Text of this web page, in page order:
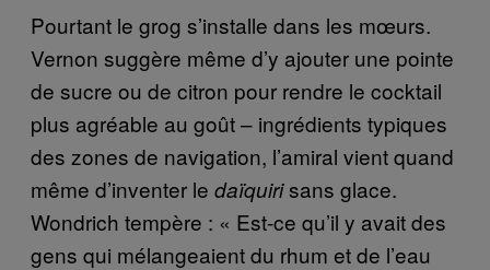
Pourtant le grog s’installe dans les mœurs.
Vernon suggère même d’y ajouter une pointe
de sucre ou de citron pour rendre le cocktail
plus agréable au goût – ingrédients typiques
des zones de navigation, l’amiral vient quand
même d’inventer le daïquirisans glace.
Wondrich tempère : « Est-ce qu’il y avait des
gens qui mélangeaient du rhum et de l’eau